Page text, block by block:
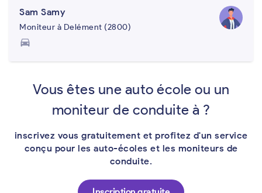
Sam Samy
Moniteur à Delément (2800)
directions_car
Vous êtes une auto école ou un
moniteur de conduite à ?
inscrivez vous gratuitement et profitez d'un service
conçu pour les auto-écoles et les moniteurs de
conduite.